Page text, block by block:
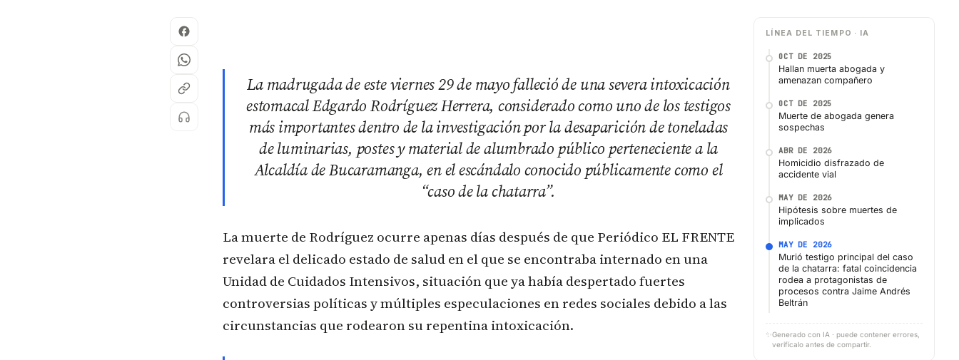
La madrugada de este viernes 29 de mayo falleció de una severa intoxicación
estomacal Edgardo Rodríguez Herrera, considerado como uno de los testigos
más importantes dentro de la investigación por la desaparición de toneladas
de luminarias, postes y material de alumbrado público perteneciente a la
Alcaldía de Bucaramanga, en el escándalo conocido públicamente como el
“caso de la chatarra”.
La muerte de Rodríguez ocurre apenas días después de que Periódico EL FRENTE
revelara el delicado estado de salud en el que se encontraba internado en una
Unidad de Cuidados Intensivos, situación que ya había despertado fuertes
controversias políticas y múltiples especulaciones en redes sociales debido a las
circunstancias que rodearon su repentina intoxicación.
LÍNEA DEL TIEMPO · IA
OCT DE 2025
Hallan muerta abogada y
amenazan compañero
OCT DE 2025
Muerte de abogada genera
sospechas
ABR DE 2026
Homicidio disfrazado de
accidente vial
MAY DE 2026
Hipótesis sobre muertes de
implicados
MAY DE 2026
Murió testigo principal del caso
de la chatarra: fatal coincidencia
rodea a protagonistas de
procesos contra Jaime Andrés
Beltrán
✨ Generado con IA · puede contener errores,
verifícalo antes de compartir.